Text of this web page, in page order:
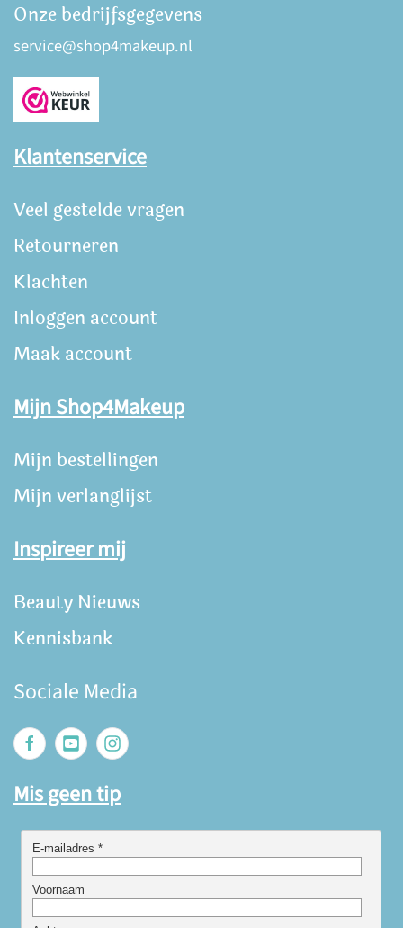
Onze bedrijfsgegevens
service@shop4makeup.nl
Klantenservice
Veel gestelde vragen
Retourneren
Klachten
Inloggen account
Maak account
Mijn Shop4Makeup
Mijn bestellingen
Mijn verlanglijst
Inspireer mij
Beauty Nieuws
Kennisbank
Sociale Media
Mis geen tip